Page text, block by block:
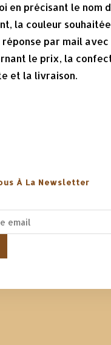
en précisant le nom
la couleur
par mail avec
le prix, la
et la livraison.
À La Newsletter